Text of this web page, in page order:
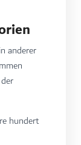
anderer
hundert